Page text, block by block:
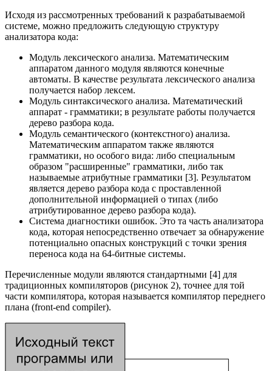
Исходя из рассмотренных требований к разрабатываемой
системе, можно предложить следующую структуру
анализатора кода:
Модуль лексического анализа. Математическим
аппаратом данного модуля являются конечные
автоматы. В качестве результата лексического анализа
получается набор лексем.
Модуль синтаксического анализа. Математический
аппарат - грамматики; в результате работы получается
дерево разбора кода.
Модуль семантического (контекстного) анализа.
Математическим аппаратом также являются
грамматики, но особого вида: либо специальным
образом "расширенные" грамматики, либо так
называемые атрибутные грамматики [3]. Результатом
является дерево разбора кода с проставленной
дополнительной информацией о типах (либо
атрибутированное дерево разбора кода).
Система диагностики ошибок. Это та часть анализатора
кода, которая непосредственно отвечает за обнаружение
потенциально опасных конструкций с точки зрения
переноса кода на 64-битные системы.
Перечисленные модули являются стандартными [4] для
традиционных компиляторов (рисунок 2), точнее для той
части компилятора, которая называется компилятор переднего
плана (front-end compiler).